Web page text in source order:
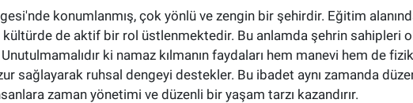
konumlanmış, çok yönlü ve zengin bir şehirdir. Eğitim
de aktif bir rol üstlenmektedir. Bu anlamda şehrin sahipleri
ki namaz kılmanın faydaları hem manevi hem de
sağlayarak ruhsal dengeyi destekler. Bu ibadet aynı zamanda
zaman yönetimi ve düzenli bir yaşam tarzı kazandırır.